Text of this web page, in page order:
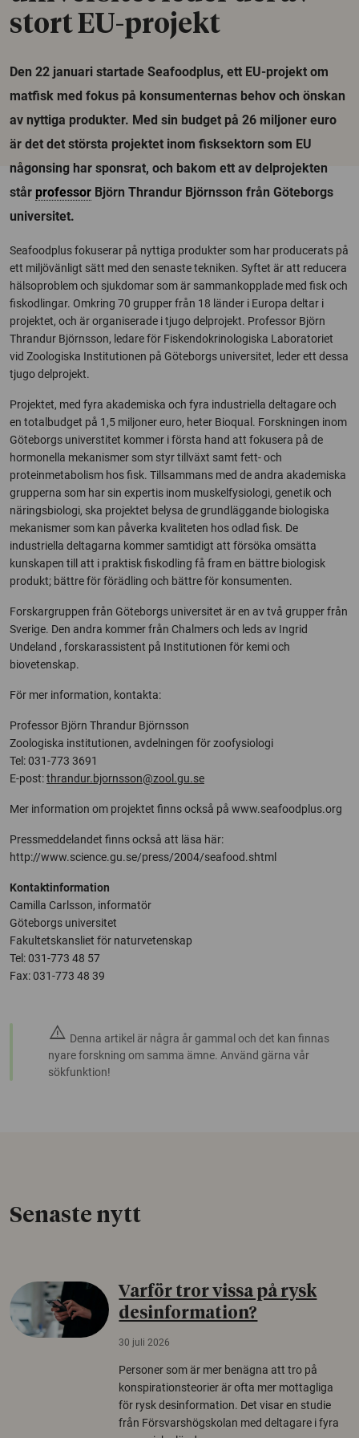
stort EU-projekt
Den 22 januari startade Seafoodplus, ett EU-projekt om
matfisk med fokus på konsumenternas behov och önskan
av nyttiga produkter. Med sin budget på 26 miljoner euro
är det det största projektet inom fisksektorn som EU
någonsing har sponsrat, och bakom ett av delprojekten
står professor Björn Thrandur Björnsson från Göteborgs
universitet.
Seafoodplus fokuserar på nyttiga produkter som har producerats på
ett miljövänligt sätt med den senaste tekniken. Syftet är att reducera
hälsoproblem och sjukdomar som är sammankopplade med fisk och
fiskodlingar. Omkring 70 grupper från 18 länder i Europa deltar i
projektet, och är organiserade i tjugo delprojekt. Professor Björn
Thrandur Björnsson, ledare för Fiskendokrinologiska Laboratoriet
vid Zoologiska Institutionen på Göteborgs universitet, leder ett dessa
tjugo delprojekt.
Projektet, med fyra akademiska och fyra industriella deltagare och
en totalbudget på 1,5 miljoner euro, heter Bioqual. Forskningen inom
Göteborgs universtitet kommer i första hand att fokusera på de
hormonella mekanismer som styr tillväxt samt fett- och
proteinmetabolism hos fisk. Tillsammans med de andra akademiska
grupperna som har sin expertis inom muskelfysiologi, genetik och
näringsbiologi, ska projektet belysa de grundläggande biologiska
mekanismer som kan påverka kvaliteten hos odlad fisk. De
industriella deltagarna kommer samtidigt att försöka omsätta
kunskapen till att i praktisk fiskodling få fram en bättre biologisk
produkt; bättre för förädling och bättre för konsumenten.
Forskargruppen från Göteborgs universitet är en av två grupper från
Sverige. Den andra kommer från Chalmers och leds av Ingrid
Undeland , forskarassistent på Institutionen för kemi och
biovetenskap.
För mer information, kontakta:
Professor Björn Thrandur Björnsson
Zoologiska institutionen, avdelningen för zoofysiologi
Tel: 031-773 3691
E-post:thrandur.bjornsson@zool.gu.se
Mer information om projektet finns också på www.seafoodplus.org
Pressmeddelandet finns också att läsa här:
http://www.science.gu.se/press/2004/seafood.shtml
Kontaktinformation
Camilla Carlsson, informatör
Göteborgs universitet
Fakultetskansliet för naturvetenskap
Tel: 031-773 48 57
Fax: 031-773 48 39
warning Denna artikel är några år gammal och det kan finnas
nyare forskning om samma ämne. Använd gärna vår
sökfunktion!
Senaste nytt
Varför tror vissa på rysk
desinformation?
30 juli 2026
Personer som är mer benägna att tro på
konspirationsteorier är ofta mer mottagliga
för rysk desinformation. Det visar en studie
från Försvarshögskolan med deltagare i fyra